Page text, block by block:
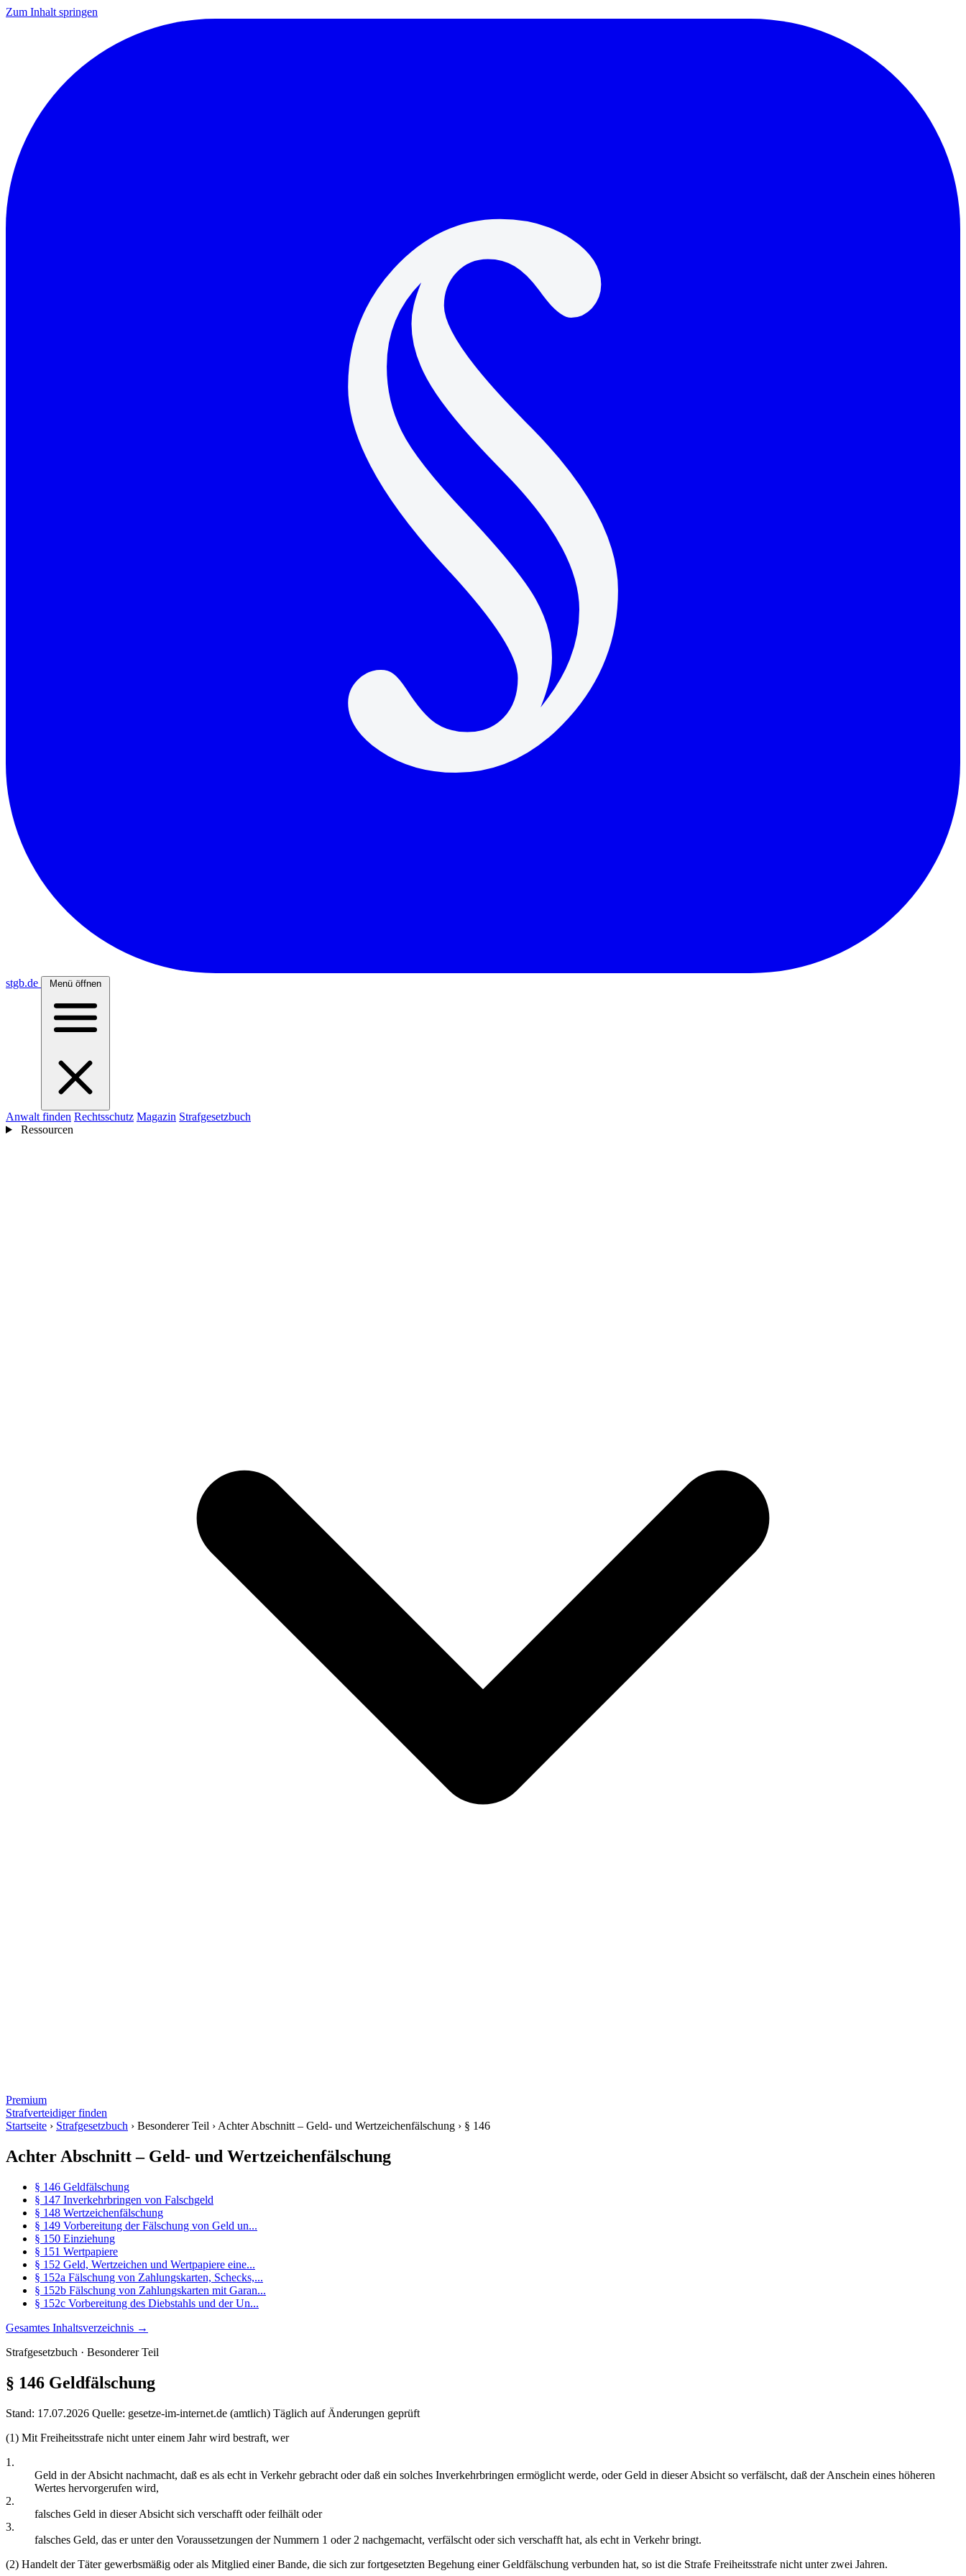
Zum Inhalt springen
stgb.de Menü öffnen
Anwalt finden Rechtsschutz Magazin Strafgesetzbuch
Ressourcen
Premium
Strafverteidiger finden
Startseite › Strafgesetzbuch › Besonderer Teil › Achter Abschnitt – Geld- und Wertzeichenfälschung › § 146
Achter Abschnitt – Geld- und Wertzeichenfälschung
§ 146 Geldfälschung
§ 147 Inverkehrbringen von Falschgeld
§ 148 Wertzeichenfälschung
§ 149 Vorbereitung der Fälschung von Geld un...
§ 150 Einziehung
§ 151 Wertpapiere
§ 152 Geld, Wertzeichen und Wertpapiere eine...
§ 152a Fälschung von Zahlungskarten, Schecks,...
§ 152b Fälschung von Zahlungskarten mit Garan...
§ 152c Vorbereitung des Diebstahls und der Un...
Gesamtes Inhaltsverzeichnis →
Strafgesetzbuch · Besonderer Teil
§ 146 Geldfälschung
Stand: 17.07.2026 Quelle: gesetze-im-internet.de (amtlich) Täglich auf Änderungen geprüft
(1) Mit Freiheitsstrafe nicht unter einem Jahr wird bestraft, wer
1.
Geld in der Absicht nachmacht, daß es als echt in Verkehr gebracht oder daß ein solches Inverkehrbringen ermöglicht werde, oder Geld in dieser Absicht so verfälscht, daß der Anschein eines höheren
Wertes hervorgerufen wird,
2.
falsches Geld in dieser Absicht sich verschafft oder feilhält oder
3.
falsches Geld, das er unter den Voraussetzungen der Nummern 1 oder 2 nachgemacht, verfälscht oder sich verschafft hat, als echt in Verkehr bringt.
(2) Handelt der Täter gewerbsmäßig oder als Mitglied einer Bande, die sich zur fortgesetzten Begehung einer Geldfälschung verbunden hat, so ist die Strafe Freiheitsstrafe nicht unter zwei Jahren.